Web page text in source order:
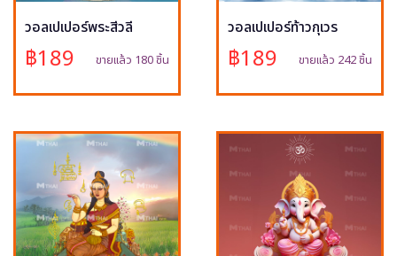
วอลเปเปอร์พระสีวลี
฿189 ขายแล้ว 180 ชิ้น
วอลเปเปอร์ท้าวกุเวร
฿189 ขายแล้ว 242 ชิ้น